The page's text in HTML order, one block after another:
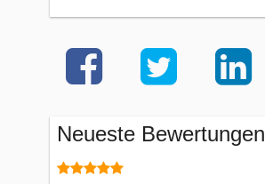
Neueste Bewertungen